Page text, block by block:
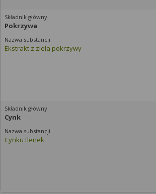
Pokrzywa
Ekstrakt z ziela pokrzywy
Cynk
Cynku tlenek